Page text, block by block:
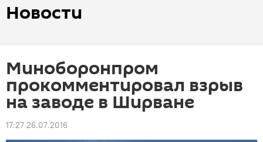
Новости
Миноборонпром
прокомментировал взрыв
на заводе в Ширване
17:27 26.07.2016